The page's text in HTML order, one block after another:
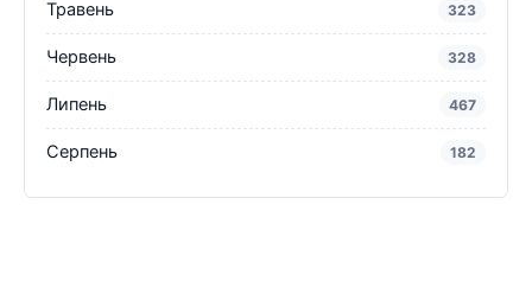
Травень 323
Червень 328
Липень 467
Серпень 182